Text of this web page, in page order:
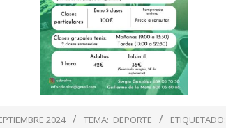
2024 TEMA: DEPORTE ETIQUETADO: